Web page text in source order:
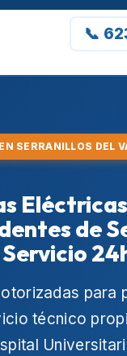
📞
SERRANILLOS DEL
de
para
técnico